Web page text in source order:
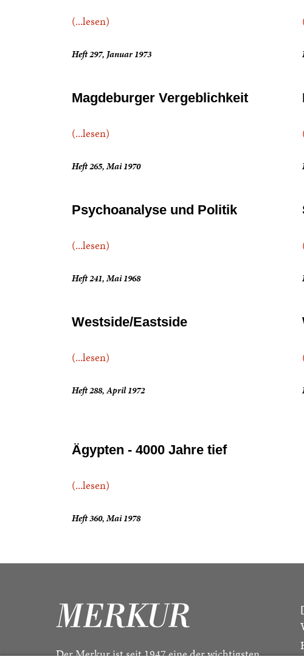
(...lesen)
Heft 297, Januar 1973
Magdeburger Vergeblichkeit
(...lesen)
Heft 265, Mai 1970
Psychoanalyse und Politik
(...lesen)
Heft 241, Mai 1968
Westside/Eastside
(...lesen)
Heft 288, April 1972
Ägypten - 4000 Jahre tief
(...lesen)
Heft 360, Mai 1978
Der Merkur ist seit 1947 eine der wichtigsten